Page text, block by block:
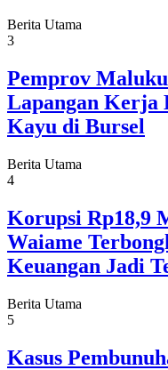
Berita Utama
3
Pemprov
Lapangan Kerja
Kayu di Bursel
Berita Utama
4
Korupsi Rp18,9
Waiame
Keuangan Jadi
Berita Utama
5
Kasus